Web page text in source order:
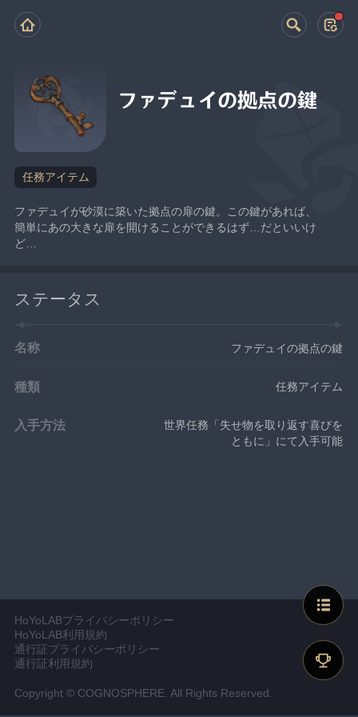
ファデュイの拠点の鍵
任務アイテム
ファデュイが砂漠に築いた拠点の扉の鍵。この鍵があれば、
簡単にあの大きな扉を開けることができるはず…だといいけ
ど…
ステータス
名称 ファデュイの拠点の鍵
種類 任務アイテム
入手方法
世界任務「失せ物を取り返す喜びを
ともに」にて入手可能
HoYoLABプライバシーポリシー
HoYoLAB利用規約
通行証プライバシーポリシー
通行証利用規約
Copyright © COGNOSPHERE. All Rights Reserved.